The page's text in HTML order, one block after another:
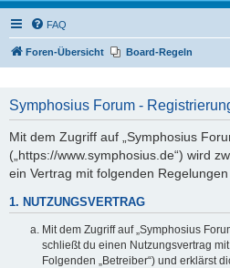
FAQ
Foren-Übersicht Board-Regeln
Symphosius Forum -
Mit dem Zugriff auf „Symphosius
(„https://www.symphosius.de“) wird
ein Vertrag mit folgenden
1. NUTZUNGSVERTRAG
Mit dem Zugriff auf „Symphosius
schließt du einen Nutzungsvertrag
Folgenden „Betreiber“) und erklärst